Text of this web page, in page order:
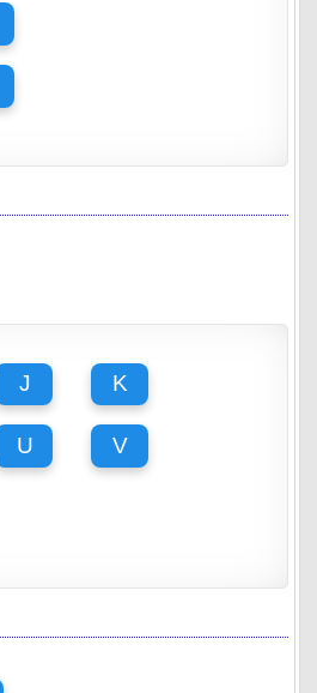
J K
U V